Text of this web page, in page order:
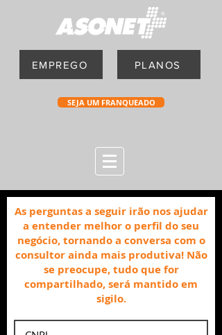
EMPREGO PLANOS
SEJA UM FRANQUEADO
As perguntas a seguir irão nos ajudar
a entender melhor o perfil do seu
negócio, tornando a conversa com o
consultor ainda mais produtiva! Não
se preocupe, tudo que for
compartilhado, será mantido em
sigilo.